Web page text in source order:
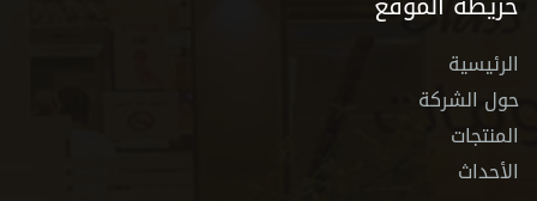
الرئيسية
حول الشركة
المنتجات
الأحداث